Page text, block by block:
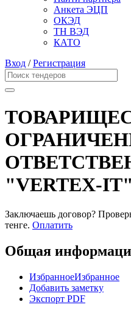
Анкета ЭЦП
ОКЭД
ТН ВЭД
КАТО
Вход /Регистрация
"VERTEX-IT"
Заключаешь договор?
тенге. Оплатить
Общая
ИзбранноеИзбранное
Добавить заметку
Экспорт PDF